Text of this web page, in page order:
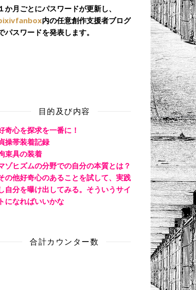
か月ごとにパスワードが更新し、
内の任意創作支援者ブログ
パスワードを発表します。
目的及び内容
奇心を探求を一番に！
操帯装着記録
束具の装着
ゾヒズムの分野での自分の本質とは？
の他好奇心のあることを試して、実践
自分を曝け出してみる。そういうサイ
トになればいいかな
合計カウンター数